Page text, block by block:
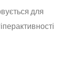
для